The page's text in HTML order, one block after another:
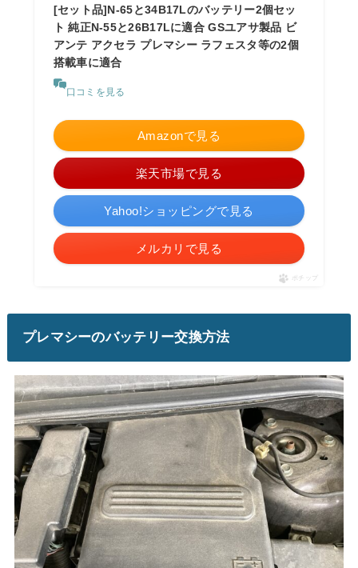
[セット品]N-65と34B17Lのバッテリー2個セッ
ト 純正N-55と26B17Lに適合 GSユアサ製品 ビ
アンテ アクセラ プレマシー ラフェスタ等の2個
搭載車に適合
口コミを見る
Amazonで見る
楽天市場で見る
Yahoo!ショッピングで見る
メルカリで見る
ポチップ
プレマシーのバッテリー交換方法